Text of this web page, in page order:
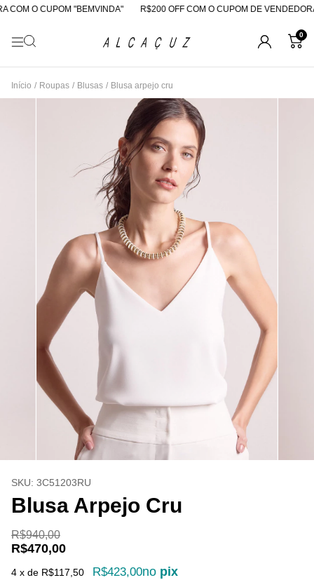
O CUPOM "BEMVINDA" R$200 OFF COM O CUPOM DE VENDEDORA
0
Início / Roupas / Blusas / Blusa arpejo cru
SKU: 3C51203RU
Blusa Arpejo Cru
R$940,00
R$470,00
4 x de R$117,50 R$423,00no pix